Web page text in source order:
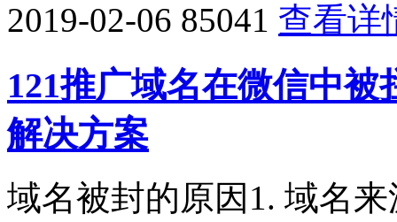
2019-02-06 85041 查看详
121推广域名在微信中
解决方案
域名被封的原因1. 域名